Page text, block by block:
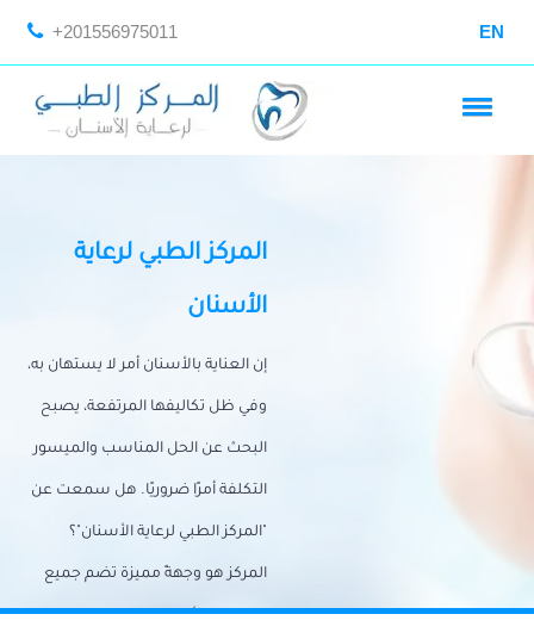
+201556975011 EN
المركز الطبي لرعاية
الأسنان
إن العناية بالأسنان أمر لا يستهان به،
وفي ظل تكاليفها المرتفعة، يصبح
البحث عن الحل المناسب والميسور
التكلفة أمرًا ضروريًا. هل سمعت عن
"المركز الطبي لرعاية الأسنان"؟
المركز هو وجهةً مميزة تضم جميع
احتياجات الأسنان تحت سقف واحد،